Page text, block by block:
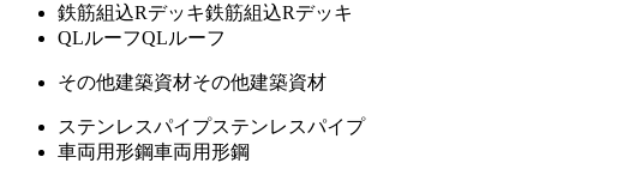
鉄筋組込Rデッキ鉄筋組込Rデッキ
QLルーフQLルーフ
その他建築資材その他建築資材
ステンレスパイプステンレスパイプ
車両用形鋼車両用形鋼